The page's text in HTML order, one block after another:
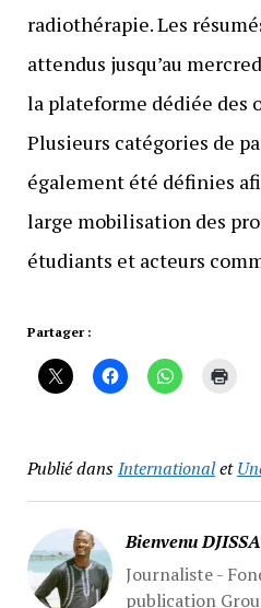
radiothérapie. Les
attendus jusqu’au
la plateforme dédiée des
Plusieurs catégories de
également été définies
large mobilisation des
étudiants et acteurs
Partager :
Publié dansInternationalet
Bienvenu DJISSA
Journaliste -
publication